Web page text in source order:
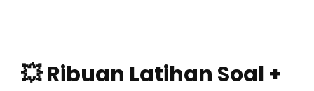
💥 Ribuan Latihan Soal +